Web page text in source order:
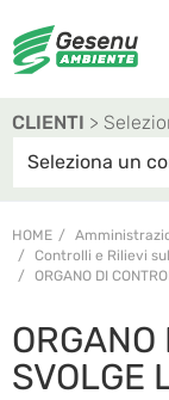
CLIENTI >
HOME
Controlli e Rilievi
ORGANO DI
ORGANO
SVOLGE